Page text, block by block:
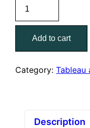
144
100/100
quantity
Add to cart
Category:Tableau
Description